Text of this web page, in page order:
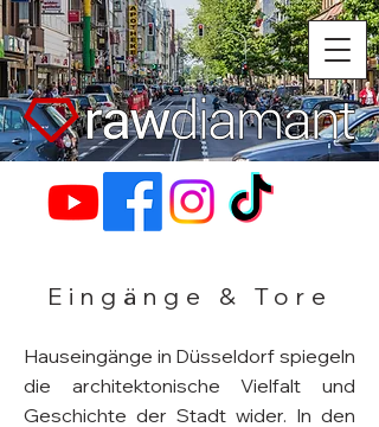
Eingänge & Tore
Hauseingänge in Düsseldorf spiegeln
die architektonische Vielfalt und
Geschichte der Stadt wider. In den